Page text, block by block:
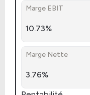
Marge EBIT
10.73%
Marge Nette
3.76%